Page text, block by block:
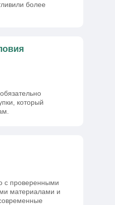
более
который
с проверенными
материалами и